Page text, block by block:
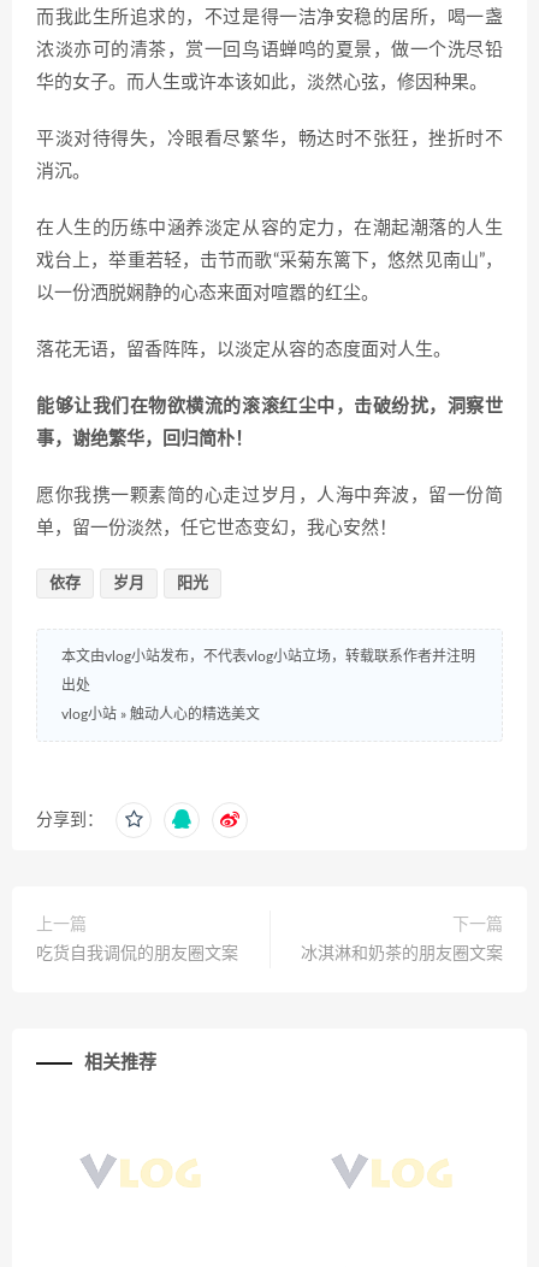
而我此生所追求的，不过是得一洁净安稳的居所，喝一盏
浓淡亦可的清茶，赏一回鸟语蝉鸣的夏景，做一个洗尽铅
华的女子。而人生或许本该如此，淡然心弦，修因种果。
平淡对待得失，冷眼看尽繁华，畅达时不张狂，挫折时不
消沉。
在人生的历练中涵养淡定从容的定力，在潮起潮落的人生
戏台上，举重若轻，击节而歌“采菊东篱下，悠然见南山”，
以一份洒脱娴静的心态来面对喧嚣的红尘。
落花无语，留香阵阵，以淡定从容的态度面对人生。
能够让我们在物欲横流的滚滚红尘中，击破纷扰，洞察世
事，谢绝繁华，回归简朴！
愿你我携一颗素简的心走过岁月，人海中奔波，留一份简
单，留一份淡然，任它世态变幻，我心安然！
依存 岁月 阳光
本文由vlog小站发布，不代表vlog小站立场，转载联系作者并注明
出处
vlog小站 » 触动人心的精选美文
分享到：
上一篇
吃货自我调侃的朋友圈文案
下一篇
冰淇淋和奶茶的朋友圈文案
相关推荐